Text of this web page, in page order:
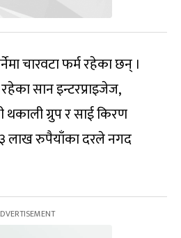
चारवटा फर्म रहेका छन् ।
रहेका सान इन्टरप्राइजेज,
थकाली ग्रुप र साई किरण
३ लाख रुपैयाँका दरले नगद